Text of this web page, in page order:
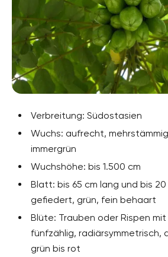
Verbreitung: Südostasien
Wuchs: aufrecht,
immergrün
Wuchshöhe: bis 1.500 cm
Blatt: bis 65 cm lang und bis
gefiedert, grün, fein behaart
Blüte: Trauben oder Rispen mit
fünfzählig, radiärsymmetrisch,
grün bis rot